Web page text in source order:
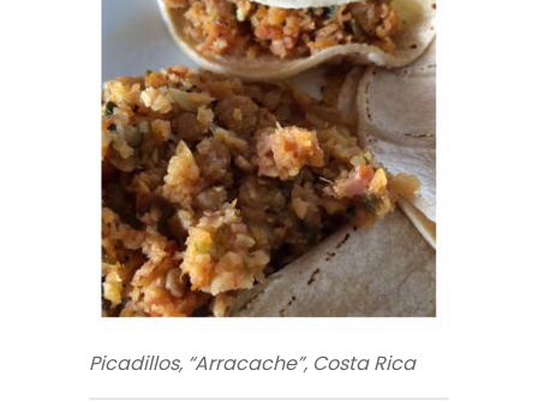
Picadillos, “Arracache”, Costa Rica